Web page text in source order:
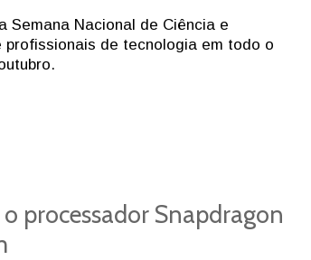
Semana Nacional de Ciência e
de tecnologia em todo o
processador Snapdragon